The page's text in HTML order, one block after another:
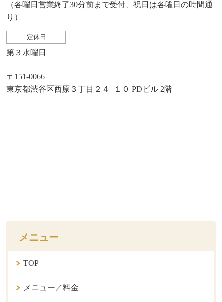
（各曜日営業終了30分前まで受付、祝日は各曜日の時間通
り）
定休日
第３水曜日
〒151-0066
東京都渋谷区西原３丁目２４−１０ PDビル 2階
メニュー
TOP
メニュー／料金